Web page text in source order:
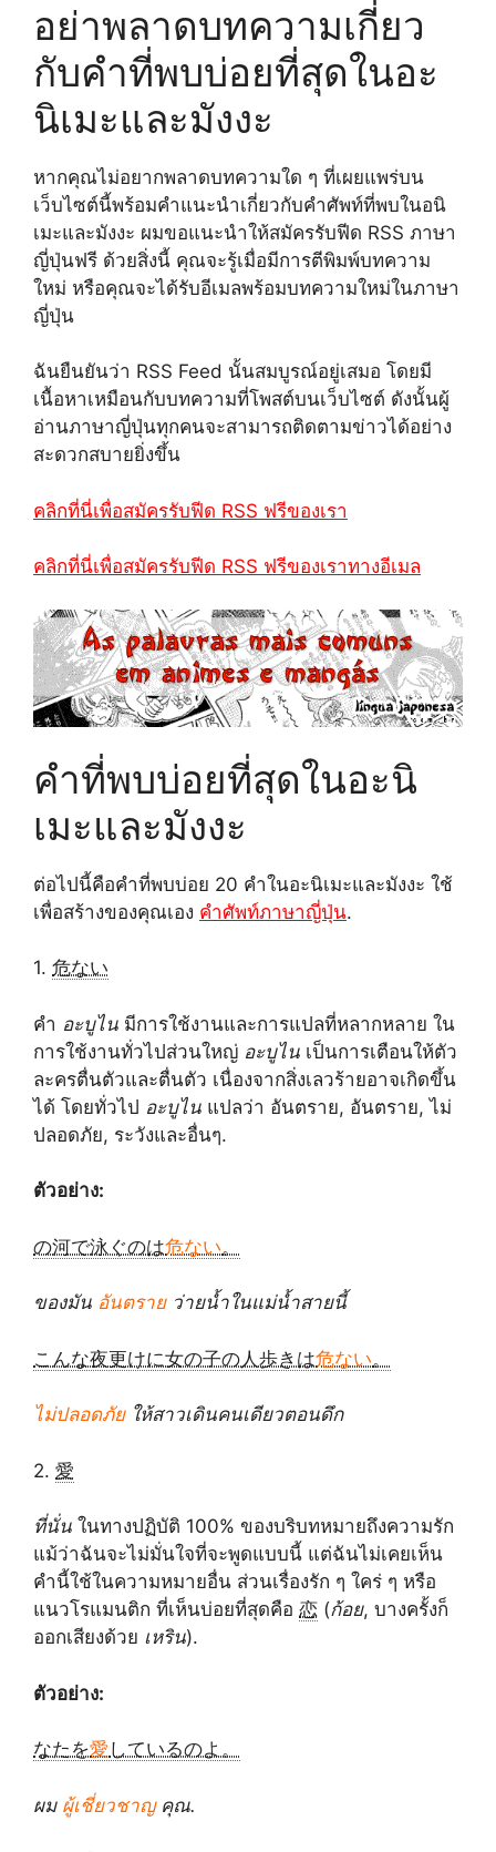
อย่าพลาดบทความเกี่ยว
กับคำที่พบบ่อยที่สุดในอะ
นิเมะและมังงะ
หากคุณไม่อยากพลาดบทความใด ๆ ที่เผยแพร่บน
เว็บไซต์นี้พร้อมคำแนะนำเกี่ยวกับคำศัพท์ที่พบในอนิ
เมะและมังงะ ผมขอแนะนำให้สมัครรับฟีด RSS ภาษา
ญี่ปุ่นฟรี ด้วยสิ่งนี้ คุณจะรู้เมื่อมีการตีพิมพ์บทความ
ใหม่ หรือคุณจะได้รับอีเมลพร้อมบทความใหม่ในภาษา
ญี่ปุ่น
ฉันยืนยันว่า RSS Feed นั้นสมบูรณ์อยู่เสมอ โดยมี
เนื้อหาเหมือนกับบทความที่โพสต์บนเว็บไซต์ ดังนั้นผู้
อ่านภาษาญี่ปุ่นทุกคนจะสามารถติดตามข่าวได้อย่าง
สะดวกสบายยิ่งขึ้น
คลิกที่นี่เพื่อสมัครรับฟีด RSS ฟรีของเรา
คลิกที่นี่เพื่อสมัครรับฟีด RSS ฟรีของเราทางอีเมล
คำที่พบบ่อยที่สุดในอะนิ
เมะและมังงะ
ต่อไปนี้คือคำที่พบบ่อย 20 คำในอะนิเมะและมังงะ ใช้
เพื่อสร้างของคุณเอง คำศัพท์ภาษาญี่ปุ่น.
1. 危ない
คำ อะบูไน มีการใช้งานและการแปลที่หลากหลาย ใน
การใช้งานทั่วไปส่วนใหญ่ อะบูไน เป็นการเตือนให้ตัว
ละครตื่นตัวและตื่นตัว เนื่องจากสิ่งเลวร้ายอาจเกิดขึ้น
ได้ โดยทั่วไป อะบูไน แปลว่า อันตราย, อันตราย, ไม่
ปลอดภัย, ระวังและอื่นๆ.
ตัวอย่าง:
の河で泳ぐのは危ない。
ของมัน อันตรายว่ายน้ำในแม่น้ำสายนี้
こんな夜更けに女の子の人歩きは危ない。
ไม่ปลอดภัยให้สาวเดินคนเดียวตอนดึก
2. 愛
ที่นั่น ในทางปฏิบัติ 100% ของบริบทหมายถึงความรัก
แม้ว่าฉันจะไม่มั่นใจที่จะพูดแบบนี้ แต่ฉันไม่เคยเห็น
คำนี้ใช้ในความหมายอื่น ส่วนเรื่องรัก ๆ ใคร่ ๆ หรือ
แนวโรแมนติก ที่เห็นบ่อยที่สุดคือ 恋 (ก้อย, บางครั้งก็
ออกเสียงด้วย เหริน).
ตัวอย่าง:
なたを愛 しているのよ。
ผม ผู้เชี่ยวชาญคุณ.